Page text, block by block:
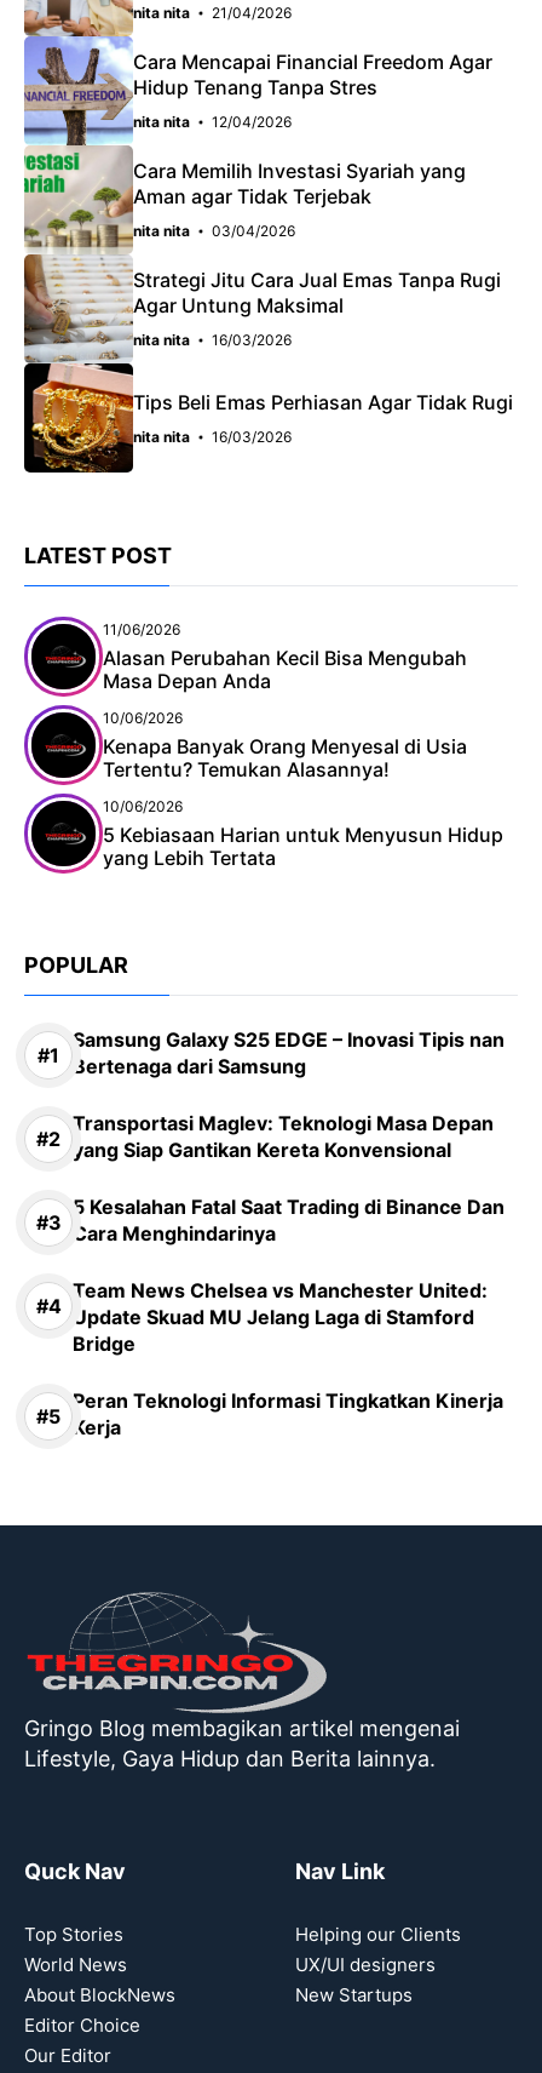
nita nita 21/04/2026
Cara Mencapai Financial Freedom Agar
Hidup Tenang Tanpa Stres
nita nita 12/04/2026
Cara Memilih Investasi Syariah yang
Aman agar Tidak Terjebak
nita nita 03/04/2026
Strategi Jitu Cara Jual Emas Tanpa Rugi
Agar Untung Maksimal
nita nita 16/03/2026
Tips Beli Emas Perhiasan Agar Tidak Rugi
nita nita 16/03/2026
LATEST POST
11/06/2026
Alasan Perubahan Kecil Bisa Mengubah
Masa Depan Anda
10/06/2026
Kenapa Banyak Orang Menyesal di Usia
Tertentu? Temukan Alasannya!
10/06/2026
5 Kebiasaan Harian untuk Menyusun Hidup
yang Lebih Tertata
POPULAR
Samsung Galaxy S25 EDGE – Inovasi Tipis nan
Bertenaga dari Samsung
Transportasi Maglev: Teknologi Masa Depan
yang Siap Gantikan Kereta Konvensional
5 Kesalahan Fatal Saat Trading di Binance Dan
Cara Menghindarinya
Team News Chelsea vs Manchester United:
Update Skuad MU Jelang Laga di Stamford
Bridge
Peran Teknologi Informasi Tingkatkan Kinerja
Kerja
Gringo Blog membagikan artikel mengenai
Lifestyle, Gaya Hidup dan Berita lainnya.
Quck Nav
Top Stories
World News
About BlockNews
Editor Choice
Our Editor
Nav Link
Helping our Clients
UX/UI designers
New Startups